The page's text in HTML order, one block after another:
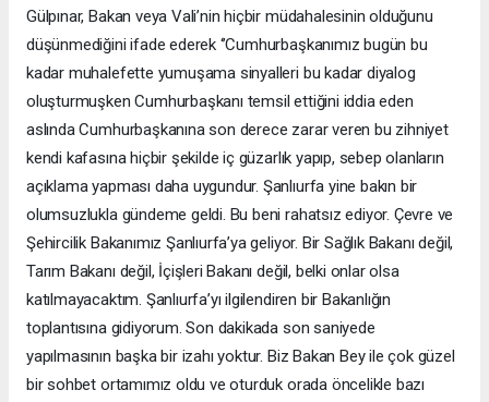
Gülpınar, Bakan veya Vali’nin hiçbir müdahalesinin olduğunu
düşünmediğini ifade ederek ‘’Cumhurbaşkanımız bugün bu
kadar muhalefette yumuşama sinyalleri bu kadar diyalog
oluşturmuşken Cumhurbaşkanı temsil ettiğini iddia eden
aslında Cumhurbaşkanına son derece zarar veren bu zihniyet
kendi kafasına hiçbir şekilde iç güzarlık yapıp, sebep olanların
açıklama yapması daha uygundur. Şanlıurfa yine bakın bir
olumsuzlukla gündeme geldi. Bu beni rahatsız ediyor. Çevre ve
Şehircilik Bakanımız Şanlıurfa’ya geliyor. Bir Sağlık Bakanı değil,
Tarım Bakanı değil, İçişleri Bakanı değil, belki onlar olsa
katılmayacaktım. Şanlıurfa’yı ilgilendiren bir Bakanlığın
toplantısına gidiyorum. Son dakikada son saniyede
yapılmasının başka bir izahı yoktur. Biz Bakan Bey ile çok güzel
bir sohbet ortamımız oldu ve oturduk orada öncelikle bazı